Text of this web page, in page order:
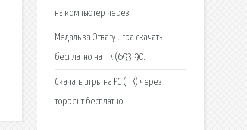
на компьютер через.
Медаль за Отвагу игра скачать
бесплатно на ПК (693.90.
Скачать игры на PC (ПК) через
торрент бесплатно.